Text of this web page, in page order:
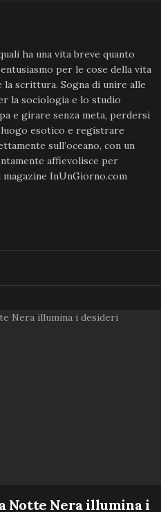
ha una vita breve quanto
per le cose della vita
scrittura. Sogna di unire alle
la sociologia e lo studio
e girare senza meta, perdersi
luogo esotico e registrare
sull’oceano, con un
affievolisce per
InUnGiorno.com
Notte Nera illumina i